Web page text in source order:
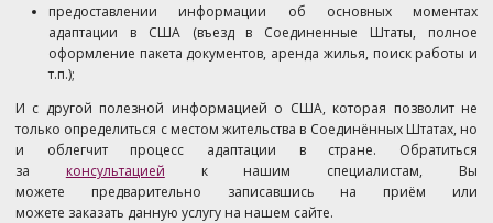
предоставлении информации об основных моментах
адаптации в США (въезд в Соединенные Штаты, полное
оформление пакета документов, аренда жилья, поиск работы и
т.п.);
И с другой полезной информацией о США, которая позволит не
только определиться с местом жительства в Соединённых Штатах, но
и облегчит процесс адаптации в стране. Обратиться
за консультацией к нашим специалистам, Вы
можете предварительно записавшись на приём или
можете заказать данную услугу на нашем сайте.